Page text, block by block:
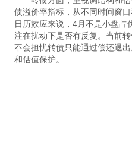
债溢价率指标，从不同时间窗
日历效应来说，4月不是小盘
注在扰动下是否有反复。当前
不会担忧转债只能通过偿还退
和估值保护。